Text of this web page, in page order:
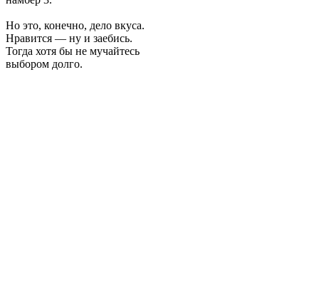
Но это, конечно, дело вкуса.
Нравится — ну и заебись.
Тогда хотя бы не мучайтесь
выбором долго.